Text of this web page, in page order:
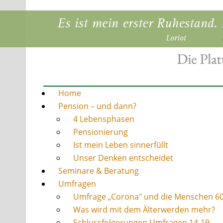
Home
Pension – und dann?
4 Lebensphasen
Pensionierung
Ist mein Leben sinnerfüllt
Unser Denken entscheidet
Seminare & Beratung
Umfragen
Umfrage „Corona" und die Menschen
Was wird mit dem Älterwerden mehr?